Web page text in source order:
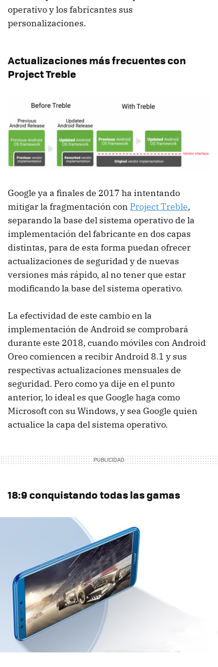
operativo y los fabricantes sus
personalizaciones.
Actualizaciones más frecuentes con
Project Treble
Google ya a finales de 2017 ha intentando
mitigar la fragmentación con Project Treble,
separando la base del sistema operativo de la
implementación del fabricante en dos capas
distintas, para de esta forma puedan ofrecer
actualizaciones de seguridad y de nuevas
versiones más rápido, al no tener que estar
modificando la base del sistema operativo.
La efectividad de este cambio en la
implementación de Android se comprobará
durante este 2018, cuando móviles con Android
Oreo comiencen a recibir Android 8.1 y sus
respectivas actualizaciones mensuales de
seguridad. Pero como ya dije en el punto
anterior, lo ideal es que Google haga como
Microsoft con su Windows, y sea Google quien
actualice la capa del sistema operativo.
18:9 conquistando todas las gamas